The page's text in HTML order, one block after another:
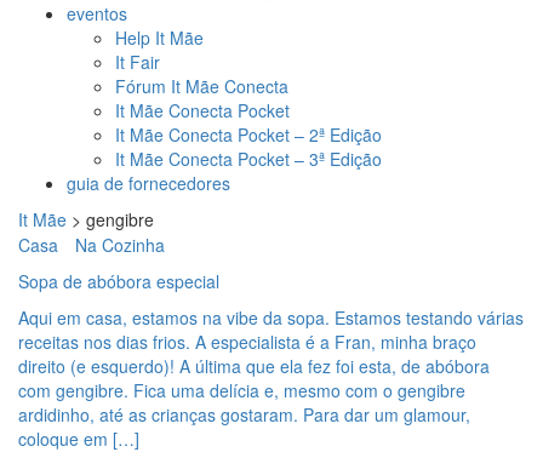
eventos
Help It Mãe
It Fair
Fórum It Mãe Conecta
It Mãe Conecta Pocket
It Mãe Conecta Pocket – 2ª Edição
It Mãe Conecta Pocket – 3ª Edição
guia de fornecedores
It Mãe > gengibre
Casa
Na Cozinha
Sopa de abóbora especial
Aqui em casa, estamos na vibe da sopa. Estamos testando várias
receitas nos dias frios. A especialista é a Fran, minha braço
direito (e esquerdo)! A última que ela fez foi esta, de abóbora
com gengibre. Fica uma delícia e, mesmo com o gengibre
ardidinho, até as crianças gostaram. Para dar um glamour,
coloque em […]